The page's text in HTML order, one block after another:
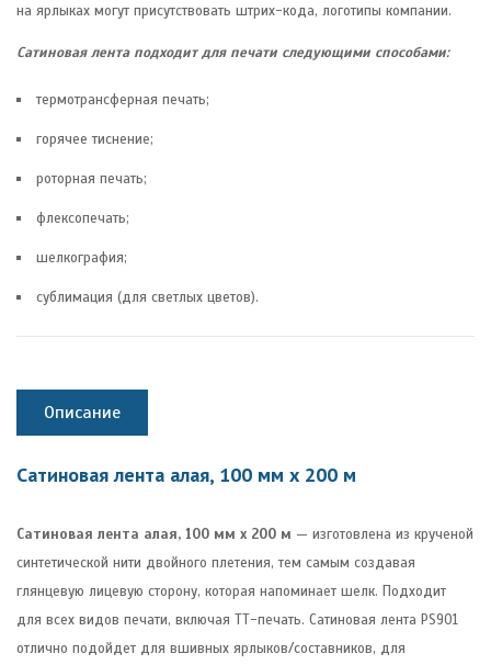
на ярлыках могут присутствовать штрих-кода, логотипы компании.
Сатиновая лента подходит для печати следующими способами:
термотрансферная печать;
горячее тиснение;
роторная печать;
флексопечать;
шелкография;
сублимация (для светлых цветов).
Описание
Сатиновая лента алая, 100 мм х 200 м
Сатиновая лента алая, 100 мм х 200 м — изготовлена из крученой
синтетической нити двойного плетения, тем самым создавая
глянцевую лицевую сторону, которая напоминает шелк. Подходит
для всех видов печати, включая ТТ-печать. Сатиновая лента PS901
отлично подойдет для вшивных ярлыков/составников, для